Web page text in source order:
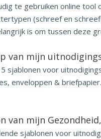
te gebruiken online tool
(schreef en
is om tussen deze
van mijn
sjablonen voor
enveloppen &
van mijn
sjablonen voor